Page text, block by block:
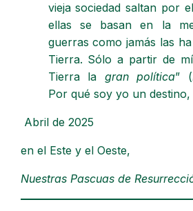
vieja sociedad saltan por
ellas se basan en la
guerras como jamás las
Tierra. Sólo a partir de
Tierra la gran política” (
Por qué soy yo un destino,
Abril de 2025
en el Este y el Oeste,
Nuestras Pascuas de